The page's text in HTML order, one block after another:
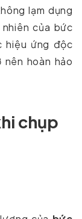
lạm dụng
của bức
hiệu ứng độc
hoàn hảo
chụp